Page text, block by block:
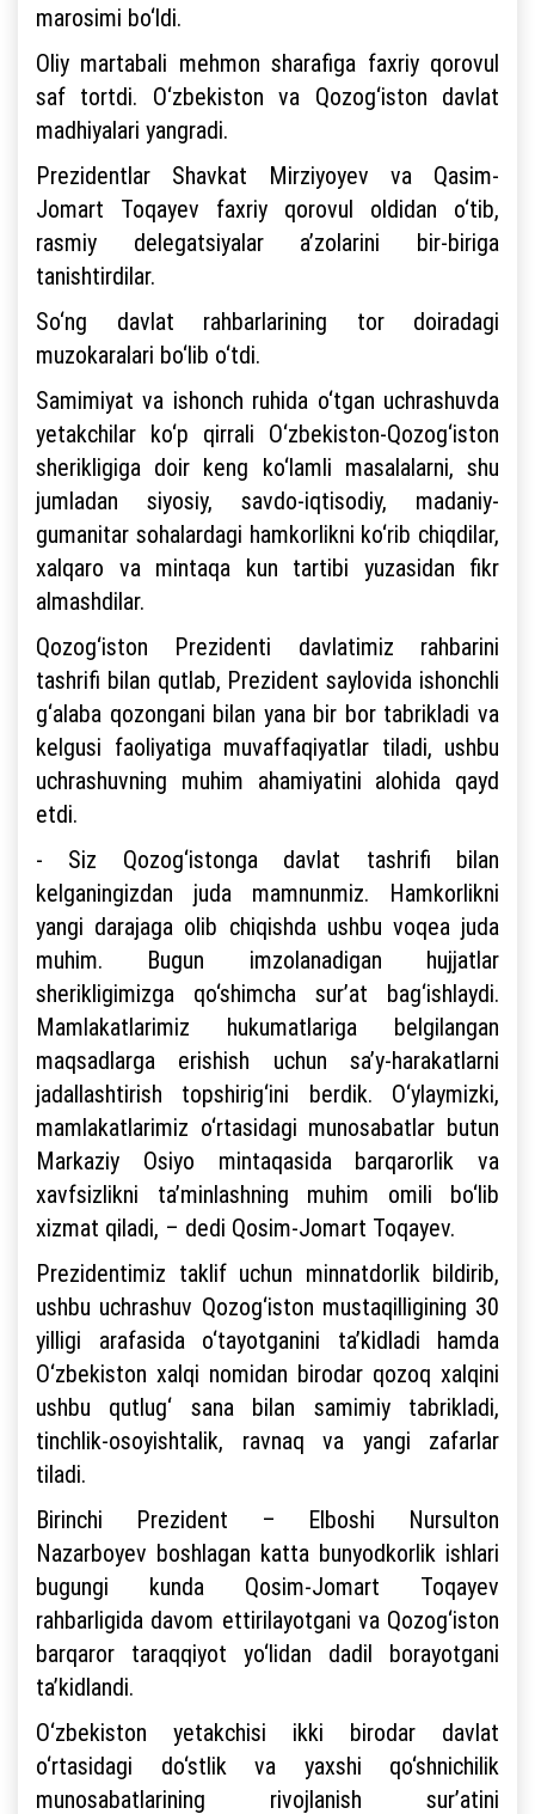
marosimi bo‘ldi.
Oliy martabali mehmon sharafiga faxriy qorovul
saf tortdi. O‘zbekiston va Qozog‘iston davlat
madhiyalari yangradi.
Prezidentlar Shavkat Mirziyoyev va Qasim-
Jomart Toqayev faxriy qorovul oldidan o‘tib,
rasmiy delegatsiyalar a’zolarini bir-biriga
tanishtirdilar.
So‘ng davlat rahbarlarining tor doiradagi
muzokaralari bo‘lib o‘tdi.
Samimiyat va ishonch ruhida o‘tgan uchrashuvda
yetakchilar ko‘p qirrali O‘zbekiston-Qozog‘iston
sherikligiga doir keng ko‘lamli masalalarni, shu
jumladan siyosiy, savdo-iqtisodiy, madaniy-
gumanitar sohalardagi hamkorlikni ko‘rib chiqdilar,
xalqaro va mintaqa kun tartibi yuzasidan fikr
almashdilar.
Qozog‘iston Prezidenti davlatimiz rahbarini
tashrifi bilan qutlab, Prezident saylovida ishonchli
g‘alaba qozongani bilan yana bir bor tabrikladi va
kelgusi faoliyatiga muvaffaqiyatlar tiladi, ushbu
uchrashuvning muhim ahamiyatini alohida qayd
etdi.
- Siz Qozog‘istonga davlat tashrifi bilan
kelganingizdan juda mamnunmiz. Hamkorlikni
yangi darajaga olib chiqishda ushbu voqea juda
muhim. Bugun imzolanadigan hujjatlar
sherikligimizga qo‘shimcha sur’at bag‘ishlaydi.
Mamlakatlarimiz hukumatlariga belgilangan
maqsadlarga erishish uchun sa’y-harakatlarni
jadallashtirish topshirig‘ini berdik. O‘ylaymizki,
mamlakatlarimiz o‘rtasidagi munosabatlar butun
Markaziy Osiyo mintaqasida barqarorlik va
xavfsizlikni ta’minlashning muhim omili bo‘lib
xizmat qiladi, – dedi Qosim-Jomart Toqayev.
Prezidentimiz taklif uchun minnatdorlik bildirib,
ushbu uchrashuv Qozog‘iston mustaqilligining 30
yilligi arafasida o‘tayotganini ta’kidladi hamda
O‘zbekiston xalqi nomidan birodar qozoq xalqini
ushbu qutlug‘ sana bilan samimiy tabrikladi,
tinchlik-osoyishtalik, ravnaq va yangi zafarlar
tiladi.
Birinchi Prezident – Elboshi Nursulton
Nazarboyev boshlagan katta bunyodkorlik ishlari
bugungi kunda Qosim-Jomart Toqayev
rahbarligida davom ettirilayotgani va Qozog‘iston
barqaror taraqqiyot yo‘lidan dadil borayotgani
ta’kidlandi.
O‘zbekiston yetakchisi ikki birodar davlat
o‘rtasidagi do‘stlik va yaxshi qo‘shnichilik
munosabatlarining rivojlanish sur’atini